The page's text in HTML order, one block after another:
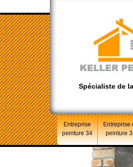
Spécialiste de
Entreprise
peinture 34
Entreprise
peinture